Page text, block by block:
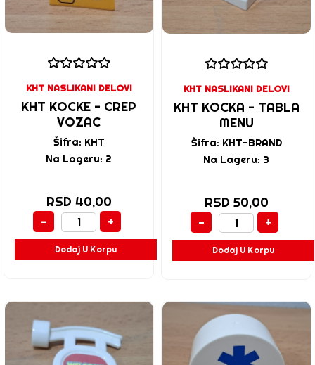
KHT NASLIKANI DELOVI
KHT KOCKE - CREP
VOZAC
Šifra: KHT
Na Lageru: 2
RSD 40,00
-
+
Dodaj U Korpu
KHT NASLIKANI DELOVI
KHT KOCKA - TABLA
MENU
Šifra: KHT-BRAND
Na Lageru: 3
RSD 50,00
-
+
Dodaj U Korpu